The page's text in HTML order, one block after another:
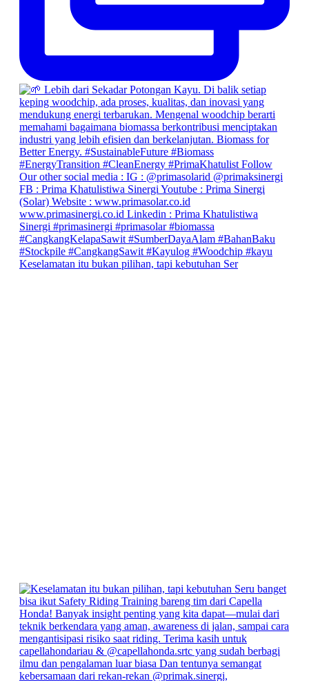
Keselamatan itu bukan pilihan, tapi kebutuhan Ser